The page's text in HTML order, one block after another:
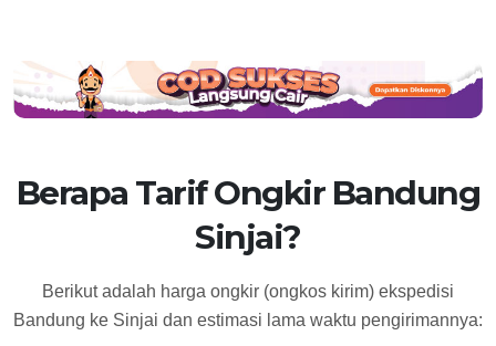
Berapa Tarif Ongkir Bandung
Sinjai?
Berikut adalah harga ongkir (ongkos kirim) ekspedisi
Bandung ke Sinjai dan estimasi lama waktu pengirimannya: